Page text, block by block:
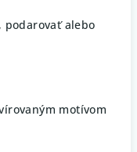
podarovať alebo
motívom